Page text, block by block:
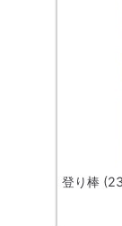
登り棒